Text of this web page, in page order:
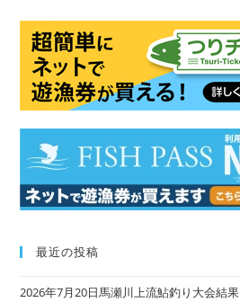
最近の投稿
2026年7月20日馬瀬川上流鮎釣り大会結果